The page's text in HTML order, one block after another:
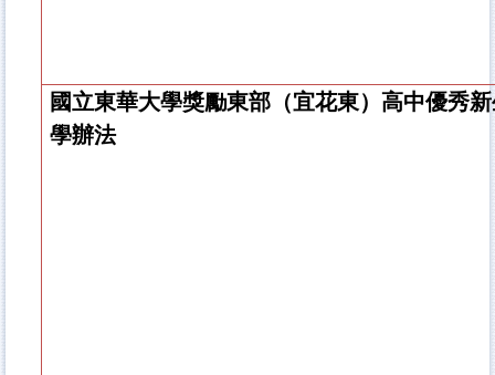
國立東華大學獎勵東部（宜花東）高中優秀
學辦法